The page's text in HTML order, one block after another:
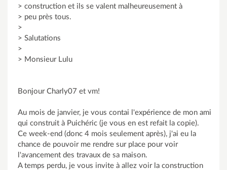
> construction et ils se valent malheureusement à
> peu près tous.
>
> Salutations
>
> Monsieur Lulu
Bonjour Charly07 et vm!
Au mois de janvier, je vous contai l'expérience de mon ami
qui construit à Puichéric (je vous en est refait la copie).
Ce week-end (donc 4 mois seulement après), j'ai eu la
chance de pouvoir me rendre sur place pour voir
l'avancement des travaux de sa maison.
A temps perdu, je vous invite à allez voir la construction